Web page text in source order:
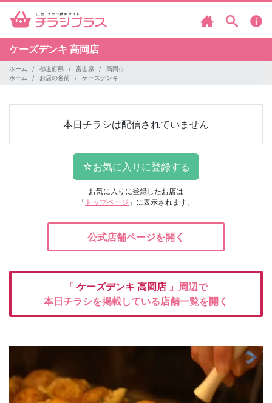
ケーズデンキ 高岡店
ホーム 都道府県 富山県
高岡市
ホーム
お店の名前 ケーズデンキ
本日チラシは配信されていません
お気に入りに登録したお店は
「 トップページ 」に表示されます。
公式店舗ページを開く
「 ケーズデンキ 高岡店 」周辺で
本日チラシを掲載している店舗一覧を開く